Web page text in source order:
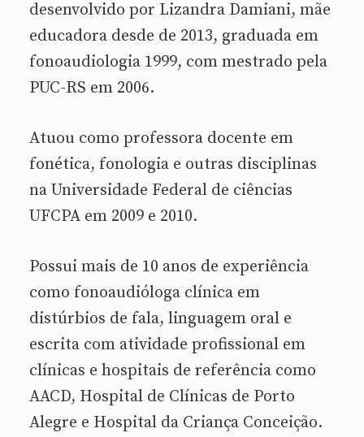
desenvolvido por Lizandra Damiani, mãe
educadora desde de 2013, graduada em
fonoaudiologia 1999, com mestrado pela
PUC-RS em 2006.
Atuou como professora docente em
fonética, fonologia e outras disciplinas
na Universidade Federal de ciências
UFCPA em 2009 e 2010.
Possui mais de 10 anos de experiência
como fonoaudióloga clínica em
distúrbios de fala, linguagem oral e
escrita com atividade profissional em
clínicas e hospitais de referência como
AACD, Hospital de Clínicas de Porto
Alegre e Hospital da Criança Conceição.